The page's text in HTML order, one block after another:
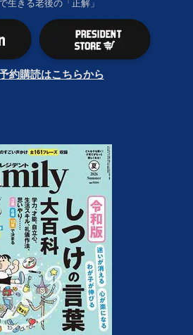
生きる老後の「正解」
約購読はこちらから